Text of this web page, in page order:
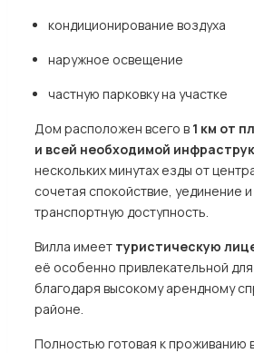
кондиционирование воздуха
наружное освещение
частную парковку на участке
Дом расположен всего в 1 км от
и всей необходимой
нескольких минутах езды от
сочетая спокойствие, уединение
транспортную доступность.
Вилла имеет туристическую
её особенно привлекательной
благодаря высокому арендному
районе.
Полностью готовая к проживанию